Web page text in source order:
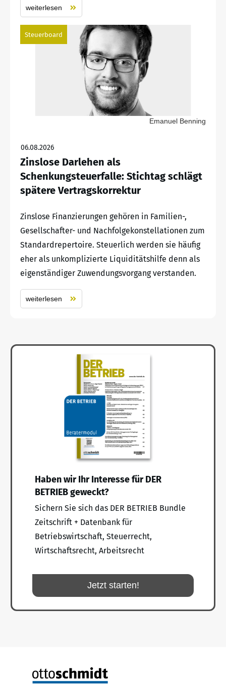
weiterlesen
Steuerboard
Emanuel Benning
06.08.2026
Zinslose Darlehen als
Schenkungsteuerfalle: Stichtag schlägt
spätere Vertragskorrektur
Zinslose Finanzierungen gehören in Familien-,
Gesellschafter- und Nachfolgekonstellationen zum
Standardrepertoire. Steuerlich werden sie häufig
eher als unkomplizierte Liquiditätshilfe denn als
eigenständiger Zuwendungsvorgang verstanden.
weiterlesen
Haben wir Ihr Interesse für DER
BETRIEB geweckt?
Sichern Sie sich das DER BETRIEB Bundle
Zeitschrift + Datenbank für
Betriebswirtschaft, Steuerrecht,
Wirtschaftsrecht, Arbeitsrecht
Jetzt starten!